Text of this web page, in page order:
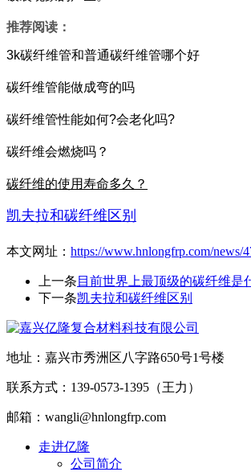
推荐阅读：
3k碳纤维管和普通碳纤维管哪个好
碳纤维管能做成弯的吗
碳纤维管性能如何?会老化吗?
碳纤维会燃烧吗？
碳纤维的使用寿命多久？
凯夫拉和碳纤维区别
本文网址： https://www.hnlongfrp.com/news/
上一条 目前世界上最顶级的碳纤维是
下一条凯夫拉和碳纤维区别
地址：嘉兴市秀洲区八字路650号1号楼
联系方式：139-0573-1395（王力）
邮箱：wangli@hnlongfrp.com
走进亿隆
公司简介